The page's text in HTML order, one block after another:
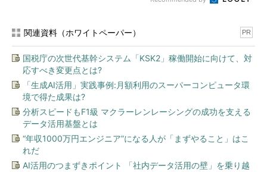
関連資料（ホワイトペーパー） PR
国税庁の次世代基幹システム「KSK2」稼働開始に向けて、対
応すべき変更点とは?
「生成AI活用」実践事例:月額利用のスーパーコンピュータ環
境で得た成果は?
分析スピードもF1級 マクラーレンレーシングの成功を支える
データ活用基盤とは
“年収1000万円エンジニア”になる人が「まずやること」はこ
れだ
AI活用のつまずきポイント 「社内データ活用の壁」を乗り越